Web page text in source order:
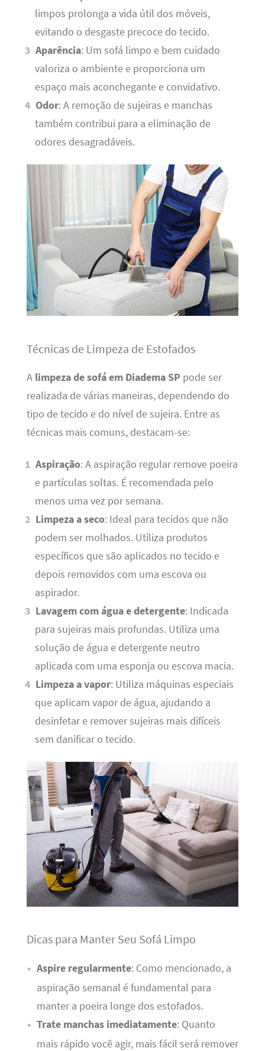
limpos prolonga a vida útil dos móveis,
evitando o desgaste precoce do tecido.
Aparência: Um sofá limpo e bem cuidado
valoriza o ambiente e proporciona um
espaço mais aconchegante e convidativo.
Odor: A remoção de sujeiras e manchas
também contribui para a eliminação de
odores desagradáveis.
Técnicas de Limpeza de Estofados
A limpeza de sofá em Diadema SP pode ser
realizada de várias maneiras, dependendo do
tipo de tecido e do nível de sujeira. Entre as
técnicas mais comuns, destacam-se:
Aspiração: A aspiração regular remove poeira
e partículas soltas. É recomendada pelo
menos uma vez por semana.
Limpeza a seco: Ideal para tecidos que não
podem ser molhados. Utiliza produtos
específicos que são aplicados no tecido e
depois removidos com uma escova ou
aspirador.
Lavagem com água e detergente: Indicada
para sujeiras mais profundas. Utiliza uma
solução de água e detergente neutro
aplicada com uma esponja ou escova macia.
Limpeza a vapor: Utiliza máquinas especiais
que aplicam vapor de água, ajudando a
desinfetar e remover sujeiras mais difíceis
sem danificar o tecido.
Dicas para Manter Seu Sofá Limpo
Aspire regularmente: Como mencionado, a
aspiração semanal é fundamental para
manter a poeira longe dos estofados.
Trate manchas imediatamente: Quanto
mais rápido você agir, mais fácil será remover